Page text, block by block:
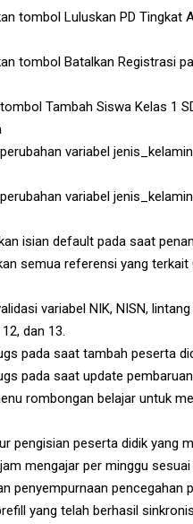
tombol Luluskan PD Tingkat
tombol Batalkan Registrasi
Tambah Siswa Kelas 1
variabel
variabel
isian default pada saat
semua referensi yang terkait
variabel NIK, NISN,
dan 13.
pada saat tambah peserta
pada saat update
rombongan belajar untuk
pengisian peserta didik yang
mengajar per minggu sesuai
penyempurnaan pencegahan
yang telah berhasil